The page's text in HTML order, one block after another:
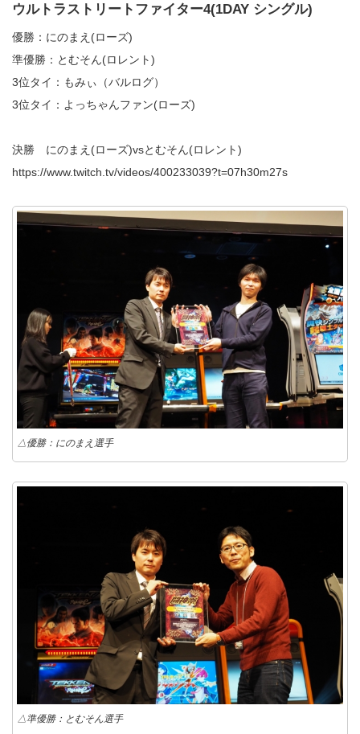
ウルトラストリートファイター4(1DAY シングル)
優勝：にのまえ(ローズ)
準優勝：とむそん(ロレント)
3位タイ：もみぃ（バルログ）
3位タイ：よっちゃんファン(ローズ)
決勝 にのまえ(ローズ)vsとむそん(ロレント)
https://www.twitch.tv/videos/400233039?t=07h30m27s
△優勝：にのまえ選手
△準優勝：とむそん選手